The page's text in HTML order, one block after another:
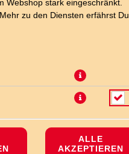
einem Keksstrudel vegetarisch
Webshop stark eingeschränkt.
zu den Diensten erfährst Du,
ALLE
AKZEPTIEREN